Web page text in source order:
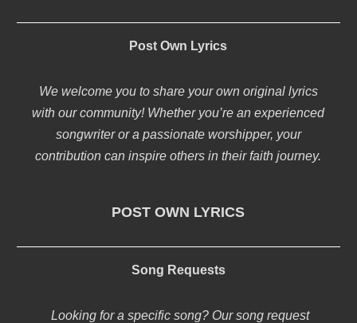
Post Own Lyrics
We welcome you to share your own original lyrics
with our community! Whether you’re an experienced
songwriter or a passionate worshipper, your
contribution can inspire others in their faith journey.
POST OWN LYRICS
Song Requests
Looking for a specific song? Our song request